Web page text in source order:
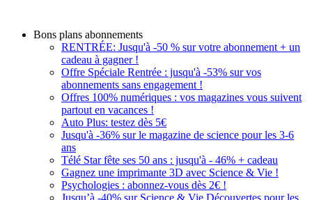
Bons plans abonnements
RENTRÉE: Jusqu'à -50 % sur votre abonnement + un
cadeau à gagner !
Offre Spéciale Rentrée : jusqu'à -53% sur vos
abonnements sans engagement !
Offres 100% numériques : vos magazines vous suivent
partout en vacances !
Auto Plus: testez dès 5€
Jusqu'à -36% sur le magazine de science pour les 3-6
ans
Télé Star fête ses 50 ans : jusqu'à - 46% + cadeau
Gagnez une imprimante 3D avec Science & Vie !
Psychologies : abonnez-vous dès 2€ !
Jusqu’à -40% sur Science & Vie Découvertes pour les